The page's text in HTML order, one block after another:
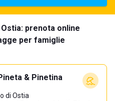
prenota online
per famiglie
& Pinetina
di Ostia